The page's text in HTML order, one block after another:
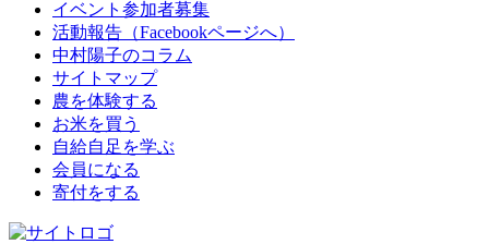
イベント参加者募集
活動報告（Facebookページへ）
中村陽子のコラム
サイトマップ
農を体験する
お米を買う
自給自足を学ぶ
会員になる
寄付をする